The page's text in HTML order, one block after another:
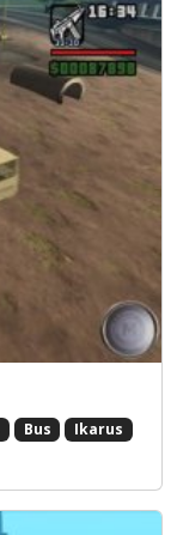
Bus
Ikarus